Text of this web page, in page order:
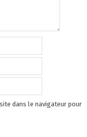
dans le navigateur pour